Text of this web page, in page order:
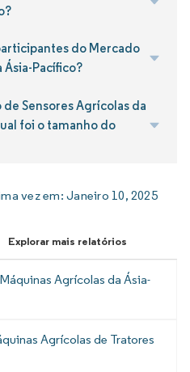
do Mercado
Ásia-Pacífico?
Sensores Agrícolas da
foi o tamanho do
vez em:Janeiro 10, 2025
Explorar mais relatórios
Agrícolas da Ásia-
Agrícolas de Tratores